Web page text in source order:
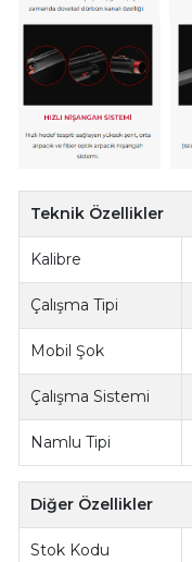
Teknik Özellikler
Kalibre
Çalışma Tipi
Mobil Şok
Çalışma Sistemi
Namlu Tipi
Diğer Özellikler
Stok Kodu